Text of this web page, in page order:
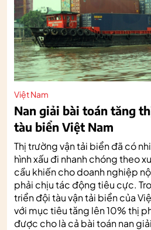
Việt Nam
Nan giải bài toán tăng
tàu biển Việt Nam
Thị trường vận tải biển đã có
hình xấu đi nhanh chóng theo
cầu khiến cho doanh nghiệp
phải chịu tác động tiêu cực.
triển đội tàu vận tải biển của
với mục tiêu tăng lên 10% thị
được cho là cả bài toán nan